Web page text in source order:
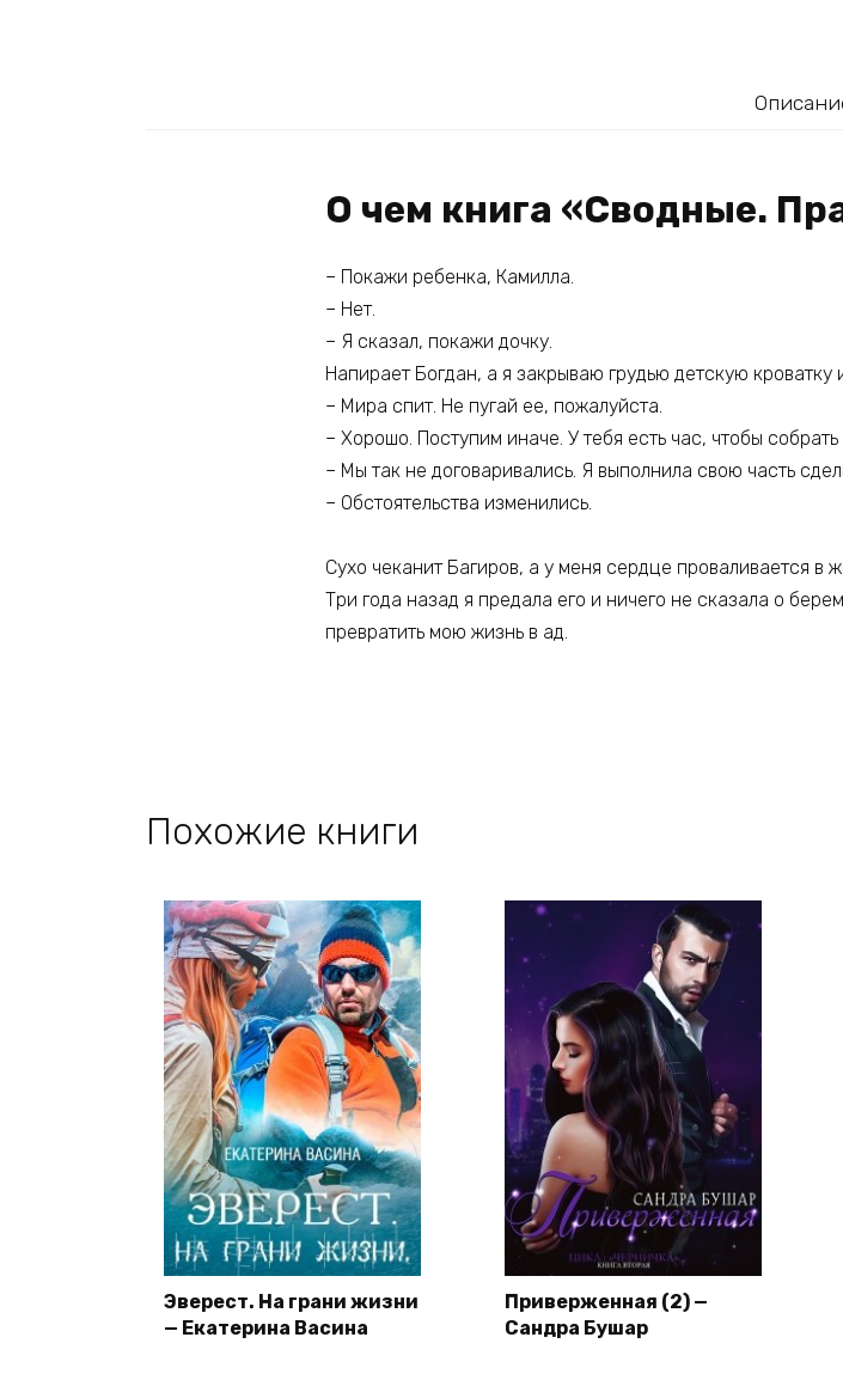
О чем книга «Сводные.
– Покажи ребенка, Камилла.
– Нет.
– Я сказал, покажи дочку.
Напирает Богдан, а я закрываю грудью детскую
– Мира спит. Не пугай ее, пожалуйста.
– Хорошо. Поступим иначе. У тебя есть час, чтобы
– Мы так не договаривались. Я выполнила свою часть
– Обстоятельства изменились.
Сухо чеканит Багиров, а у меня сердце проваливается в
Три года назад я предала его и ничего не сказала о
превратить мою жизнь в ад.
Похожие книги
Эверест. На грани жизни
— Екатерина Васина
Приверженная (2) —
Сандра Бушар